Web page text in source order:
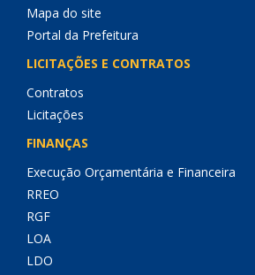
Mapa do site
Portal da Prefeitura
LICITAÇÕES E CONTRATOS
Contratos
Licitações
FINANÇAS
Execução Orçamentária e Financeira
RREO
RGF
LOA
LDO